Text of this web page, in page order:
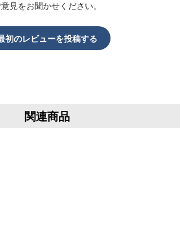
意見をお聞かせください。
初のレビューを投稿する
関連商品